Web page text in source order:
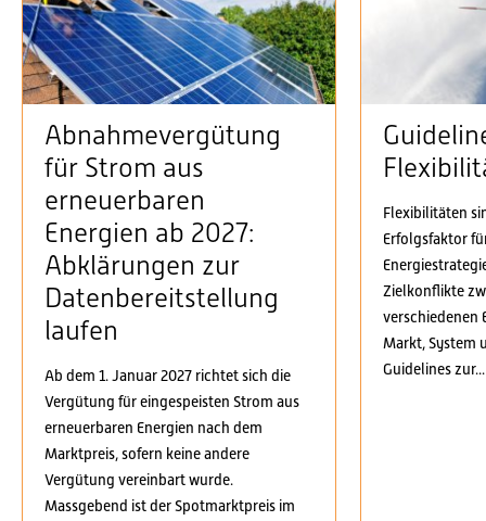
Abnahmevergütung
für Strom aus
erneuerbaren
Energien ab 2027:
Abklärungen zur
Datenbereitstellung
laufen
Ab dem 1. Januar 2027 richtet sich die
Vergütung für eingespeisten Strom aus
erneuerbaren Energien nach dem
Marktpreis, sofern keine andere
Vergütung vereinbart wurde.
Massgebend ist der Spotmarktpreis im
Flexibilitäten
Erfolgsfaktor
Zielkonflikte
verschiedenen
Markt, System
Guidelines zur...